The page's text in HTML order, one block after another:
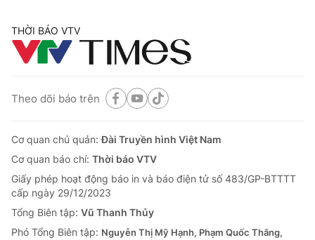
THỜI BÁO VTV
Theo dõi báo trên
Cơ quan chủ quản:Đài Truyền hình Việt Nam
Cơ quan báo chí: Thời báo VTV
Giấy phép hoạt động báo in và báo điện tử số 483/GP-BTTTT
cấp ngày 29/12/2023
Tổng Biên tập: Vũ Thanh Thủy
Phó Tổng Biên tập: Nguyễn Thị Mỹ Hạnh, Phạm Quốc Thắng,